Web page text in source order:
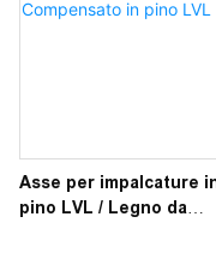
Asse per impalcature
pino LVL / Legno da